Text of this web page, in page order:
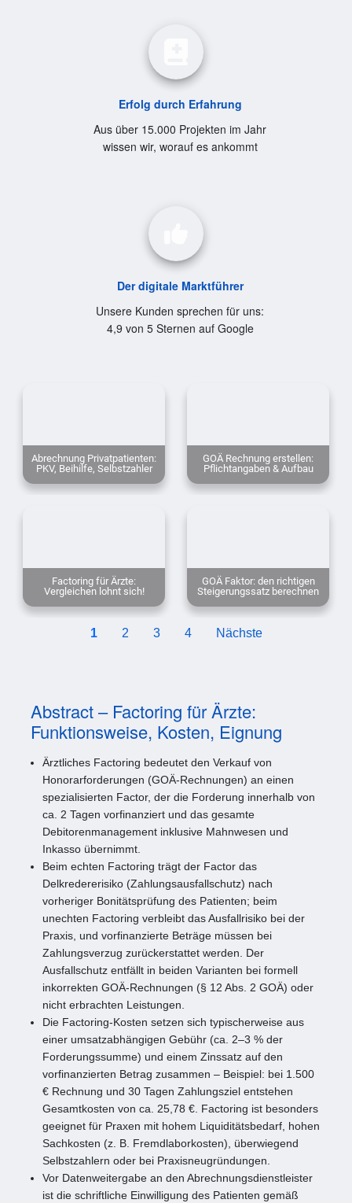
Erfolg durch Erfahrung
Aus über 15.000 Projekten im Jahr
wissen wir, worauf es ankommt
Der digitale Marktführer
Unsere Kunden sprechen für uns:
4,9 von 5 Sternen auf Google
Abrechnung Privatpatienten:
PKV, Beihilfe, Selbstzahler
GOÄ Rechnung erstellen:
Pflichtangaben & Aufbau
Factoring für Ärzte:
Vergleichen lohnt sich!
GOÄ Faktor: den richtigen
Steigerungssatz berechnen
1 2 3 4 Nächste
Abstract – Factoring für Ärzte:
Funktionsweise, Kosten, Eignung
Ärztliches Factoring bedeutet den Verkauf von
Honorarforderungen (GOÄ-Rechnungen) an einen
spezialisierten Factor, der die Forderung innerhalb von
ca. 2 Tagen vorfinanziert und das gesamte
Debitorenmanagement inklusive Mahnwesen und
Inkasso übernimmt.
Beim echten Factoring trägt der Factor das
Delkredererisiko (Zahlungsausfallschutz) nach
vorheriger Bonitätsprüfung des Patienten; beim
unechten Factoring verbleibt das Ausfallrisiko bei der
Praxis, und vorfinanzierte Beträge müssen bei
Zahlungsverzug zurückerstattet werden. Der
Ausfallschutz entfällt in beiden Varianten bei formell
inkorrekten GOÄ-Rechnungen (§ 12 Abs. 2 GOÄ) oder
nicht erbrachten Leistungen.
Die Factoring-Kosten setzen sich typischerweise aus
einer umsatzabhängigen Gebühr (ca. 2–3 % der
Forderungssumme) und einem Zinssatz auf den
vorfinanzierten Betrag zusammen – Beispiel: bei 1.500
€ Rechnung und 30 Tagen Zahlungsziel entstehen
Gesamtkosten von ca. 25,78 €. Factoring ist besonders
geeignet für Praxen mit hohem Liquiditätsbedarf, hohen
Sachkosten (z. B. Fremdlaborkosten), überwiegend
Selbstzahlern oder bei Praxisneugründungen.
Vor Datenweitergabe an den Abrechnungsdienstleister
ist die schriftliche Einwilligung des Patienten gemäß